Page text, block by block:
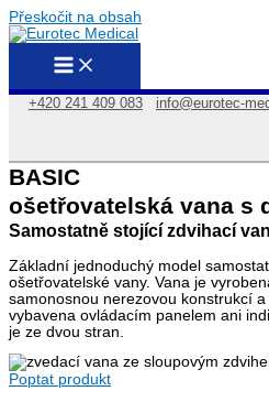
Přeskočit na obsah
+420 241 409 083 info@eurotec-
BASIC
ošetřovatelská vana s
Samostatně stojící zdvihací
Základní jednoduchý model
ošetřovatelské vany. Vana je
samonosnou nerezovou konstrukcí
vybavena ovládacím panelem ani
je ze dvou stran.
Poptat produkt